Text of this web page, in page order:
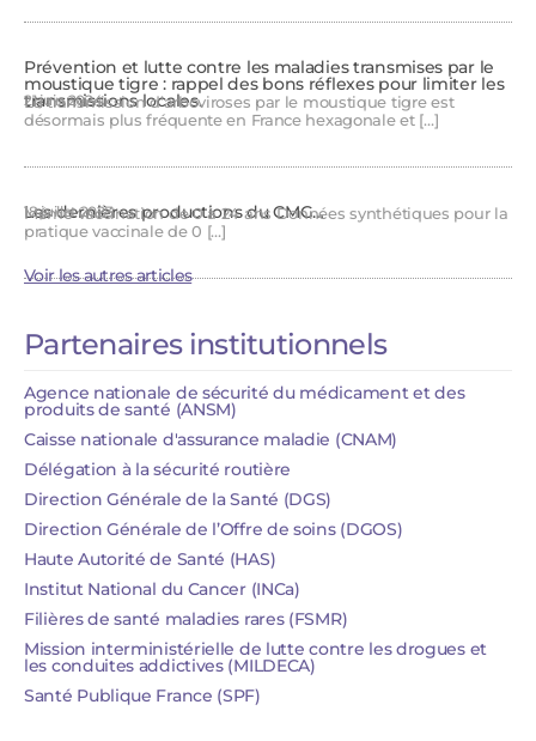
Prévention et lutte contre les maladies transmises par le
moustique tigre : rappel des bons réflexes pour limiter les
transmissions locales.
21 juin 2024
La transmission d’arboviroses par le moustique tigre est
désormais plus fréquente en France hexagonale et […]
Les dernières productions du CMG…
18 juillet 2023
Mémo vaccination de 0 à 24 ans Données synthétiques pour la
pratique vaccinale de 0 […]
Voir les autres articles
Partenaires institutionnels
Agence nationale de sécurité du médicament et des
produits de santé (ANSM)​
Caisse nationale d'assurance maladie​ (CNAM)
Délégation à la sécurité routière
Direction Générale de la Santé (DGS)
Direction Générale de l’Offre de soins (DGOS)
Haute Autorité de Santé (HAS)
Institut National du Cancer (INCa)
Filières de santé maladies rares (FSMR)
Mission interministérielle de lutte contre les drogues et
les conduites addictives (MILDECA)
Santé Publique France (SPF)